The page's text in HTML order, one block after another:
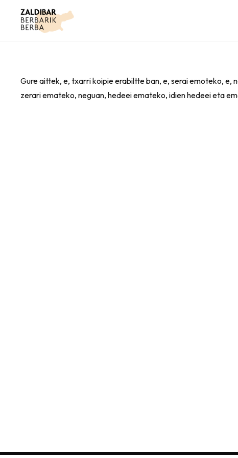
Gure aittek, e, txarri koipie erabiltte ban, e, serai emoteko,
zerari emateko, neguan, hedeei emateko, idien hedeei eta